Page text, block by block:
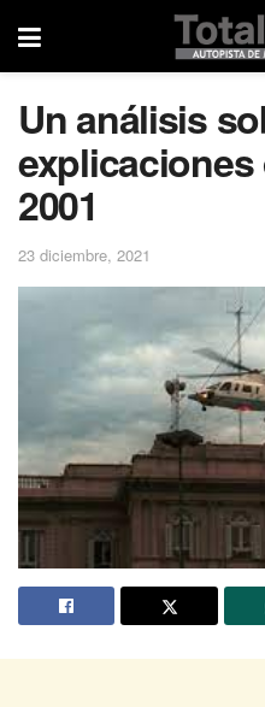
Un análisis
2001
23 diciembre, 2021